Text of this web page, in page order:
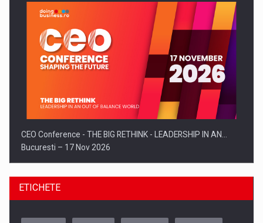
CEO Conference - THE BIG RETHINK - LEADERSHIP IN AN…
Bucuresti – 17 Nov 2026
ETICHETE